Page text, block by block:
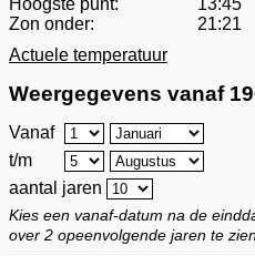
Zon onder:
21:21
Actuele temperatuur
Weergegevens vanaf
Vanaf
t/m
aantal jaren
Kies een vanaf-datum na de
over 2 opeenvolgende jaren te